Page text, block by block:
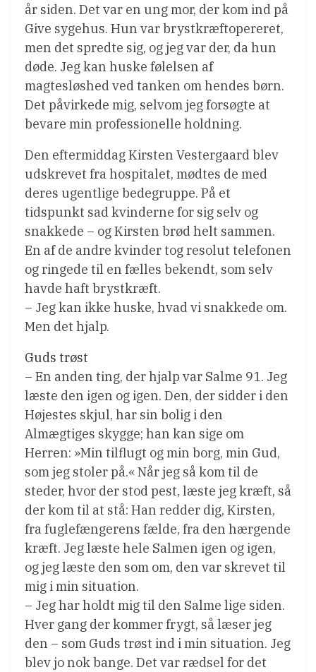
år siden. Det var en ung mor, der kom ind på
Give sygehus. Hun var brystkræftopereret,
men det spredte sig, og jeg var der, da hun
døde. Jeg kan huske følelsen af
magtesløshed ved tanken om hendes børn.
Det påvirkede mig, selvom jeg forsøgte at
bevare min professionelle holdning.
Den eftermiddag Kirsten Vestergaard blev
udskrevet fra hospitalet, mødtes de med
deres ugentlige bedegruppe. På et
tidspunkt sad kvinderne for sig selv og
snakkede – og Kirsten brød helt sammen.
En af de andre kvinder tog resolut telefonen
og ringede til en fælles bekendt, som selv
havde haft brystkræft.
– Jeg kan ikke huske, hvad vi snakkede om.
Men det hjalp.
Guds trøst
– En anden ting, der hjalp var Salme 91. Jeg
læste den igen og igen. Den, der sidder i den
Højestes skjul, har sin bolig i den
Almægtiges skygge; han kan sige om
Herren: »Min tilflugt og min borg, min Gud,
som jeg stoler på.« Når jeg så kom til de
steder, hvor der stod pest, læste jeg kræft, så
der kom til at stå: Han redder dig, Kirsten,
fra fuglefængerens fælde, fra den hærgende
kræft. Jeg læste hele Salmen igen og igen,
og jeg læste den som om, den var skrevet til
mig i min situation.
– Jeg har holdt mig til den Salme lige siden.
Hver gang der kommer frygt, så læser jeg
den – som Guds trøst ind i min situation. Jeg
blev jo nok bange. Det var rædsel for det